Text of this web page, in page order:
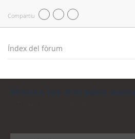
Compartiu
Índex del fòrum